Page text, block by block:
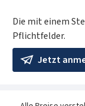
Die mit einem
Pflichtfelder.
Jetzt